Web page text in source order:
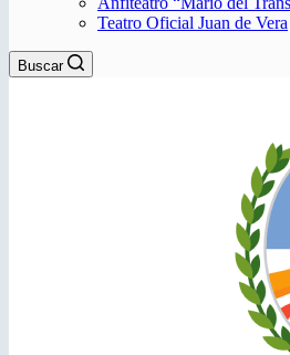
Teatro Oficial Juan de Vera
Buscar